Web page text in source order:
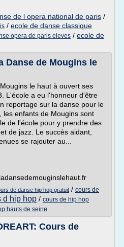
de l opera national de paris /
/ ecole de danse classique
opera de paris eleves / ecole de
Danse de Mougins le
le haut à ouvert ses
L'école a eu l'honneur d'être
reportage sur la danse pour le
les enfants de Mougins sont
de l'école pour y prendre des
de jazz. Le succès aidant,
se rajouter au...
de danse hip hop gratuit / cours de
d hip hop / cours de hip hop
hauts de seine
Cours de